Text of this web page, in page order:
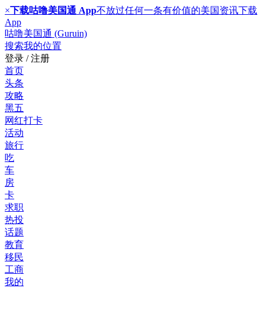
×下载咕噜美国通 App不放过任何一条有价值的美国资讯下载
App
咕噜美国通 (Guruin)
搜索我的位置
登录 / 注册
首页
头条
攻略
黑五
网红打卡
活动
旅行
吃
车
房
卡
求职
热投
话题
教育
移民
工商
我的